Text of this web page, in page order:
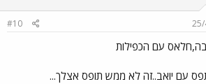
#10
עם הכפילות
עם יואב..זה לא ממש תופס אצלך...